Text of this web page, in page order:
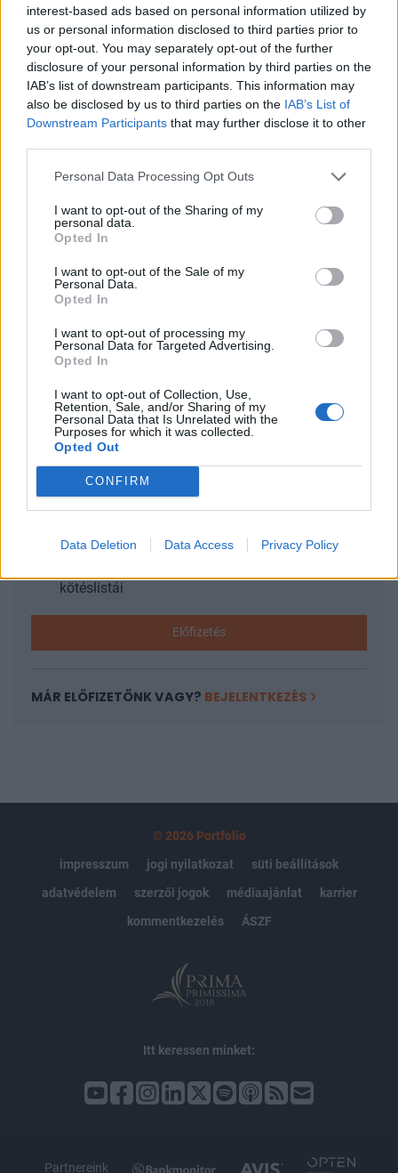
interest-based ads based on personal information utilized by
us or personal information disclosed to third parties prior to
your opt-out. You may separately opt-out of the further
disclosure of your personal information by third parties on the
IAB’s list of downstream participants. This information may
also be disclosed by us to third parties on the IAB’s List of
Downstream Participants that may further disclose it to other
Personal Data Processing Opt Outs
I want to opt-out of the Sharing of my
personal data.
Opted In
I want to opt-out of the Sale of my
Personal Data.
Opted In
I want to opt-out of processing my
Personal Data for Targeted Advertising.
Opted In
I want to opt-out of Collection, Use,
Retention, Sale, and/or Sharing of my
Personal Data that Is Unrelated with the
Purposes for which it was collected.
Opted Out
CONFIRM
Data Deletion Data Access Privacy Policy
Miután a minap 22,6 milliárd forintos 2023-as
pénzügyi veszteségről adott számot a dublini
tőzsdén a Nitrogénművek az ott bevezetett 200
millió eurós kötvényre tekintettel, és múlt
pénteken a Fitch Ratings, majd ma a Standard and
László tulajdonos.
Múlt pénteken a Fitch Ratings érvényben tartotta az addigi
CCC besorolást a Nitrogénművek hosszú lejáratú adóssága
kapcsán negatív figyelőlista jelzése mellett, és azt jelezte,
hogy nagyon magas finanszírozási kockázatokat lát a
2025 májusában lejáró említett kötvény kapcsán, ami a
cég adósságállományának döntő részét teszi ki. A
hitelminősítés érvényben...
KEDVES OLVASÓNK!
A keresett cikk a portfolio.hu hírarchívumához
tartozik, melynek olvasása előfizetéses
regisztrációhoz kötött.
Portfolio.hu teljes cikkarchívum
kötéslistái
Előfizetés
MÁR ELŐFIZETŐNK VAGY? BEJELENTKEZÉS
© 2026 Portfolio
impresszum
jogi nyilatkozat
süti beállítások
adatvédelem
szerzői jogok médiaajánlat
karrier
kommentkezelés
ÁSZF
Itt keressen minket:
Partnereink